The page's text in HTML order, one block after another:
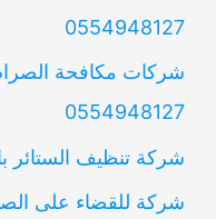
0554948127
شركات مكافحة
0554948127
شركة تنظيف الستائر بالبخار
شركة للقضاء على الصراصير